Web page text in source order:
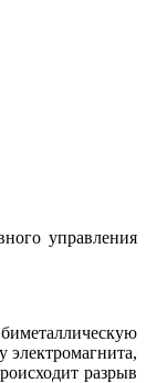
управления
электромагнита,
разрыв